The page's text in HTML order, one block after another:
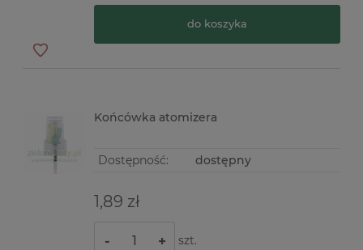
do koszyka
Końcówka atomizera
Dostępność: dostępny
1,89 zł
- + szt.